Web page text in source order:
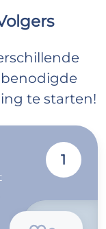
te starten!
1